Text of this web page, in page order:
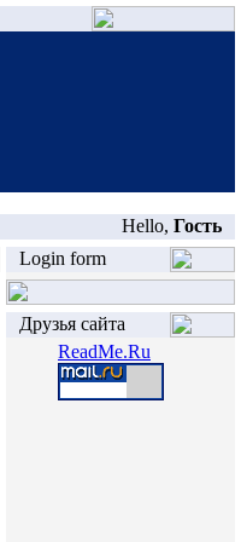
Hello, Гость
Login form
Друзья сайта
ReadMe.Ru